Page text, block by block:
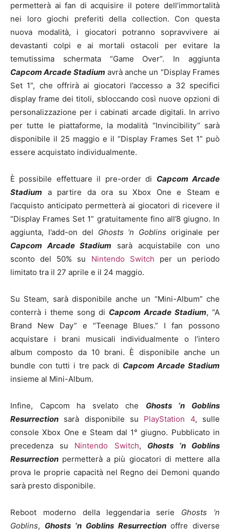
permetterà ai fan di acquisire il potere dell’immortalità
nei loro giochi preferiti della collection. Con questa
nuova modalità, i giocatori potranno sopravvivere ai
devastanti colpi e ai mortali ostacoli per evitare la
temutissima schermata “Game Over”. In aggiunta
Capcom Arcade Stadium avrà anche un “Display Frames
Set 1”, che offrirà ai giocatori l’accesso a 32 specifici
display frame dei titoli, sbloccando così nuove opzioni di
personalizzazione per i cabinati arcade digitali. In arrivo
per tutte le piattaforme, la modalità “Invincibility” sarà
disponibile il 25 maggio e il “Display Frames Set 1” può
essere acquistato individualmente.
È possibile effettuare il pre-order di Capcom Arcade
Stadium a partire da ora su Xbox One e Steam e
l’acquisto anticipato permetterà ai giocatori di ricevere il
“Display Frames Set 1” gratuitamente fino all’8 giugno. In
aggiunta, l’add-on del Ghosts ‘n Goblins originale per
Capcom Arcade Stadium sarà acquistabile con uno
sconto del 50% su Nintendo Switch per un periodo
limitato tra il 27 aprile e il 24 maggio.
Su Steam, sarà disponibile anche un “Mini-Album” che
conterrà i theme song di Capcom Arcade Stadium, “A
Brand New Day” e “Teenage Blues.” I fan possono
acquistare i brani musicali individualmente o l’intero
album composto da 10 brani. È disponibile anche un
bundle con tutti i tre pack di Capcom Arcade Stadium
insieme al Mini-Album.
Infine, Capcom ha svelato che Ghosts ‘n Goblins
Resurrection sarà disponibile su PlayStation 4, sulle
console Xbox One e Steam dal 1° giugno. Pubblicato in
precedenza su Nintendo Switch, Ghosts ‘n Goblins
Resurrection permetterà a più giocatori di mettere alla
prova le proprie capacità nel Regno dei Demoni quando
sarà presto disponibile.
Reboot moderno della leggendaria serie Ghosts ‘n
Goblins, Ghosts ‘n Goblins Resurrection offre diverse